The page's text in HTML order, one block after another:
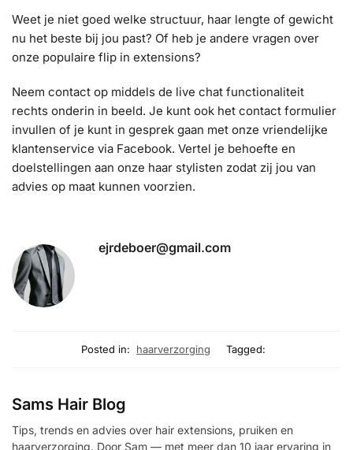
Weet je niet goed welke structuur, haar lengte of gewicht
nu het beste bij jou past? Of heb je andere vragen over
onze populaire flip in extensions?
Neem contact op middels de live chat functionaliteit
rechts onderin in beeld. Je kunt ook het contact formulier
invullen of je kunt in gesprek gaan met onze vriendelijke
klantenservice via Facebook. Vertel je behoefte en
doelstellingen aan onze haar stylisten zodat zij jou van
advies op maat kunnen voorzien.
ejrdeboer@gmail.com
Posted in: haarverzorging Tagged:
Sams Hair Blog
Tips, trends en advies over hair extensions, pruiken en
haarverzorging. Door Sam — met meer dan 10 jaar ervaring in